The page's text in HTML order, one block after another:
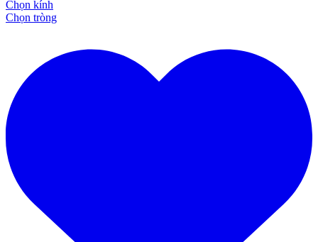
Chọn kính
Chọn tròng